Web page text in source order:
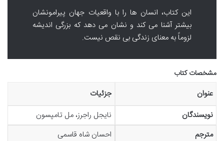
این کتاب، انسان ها را با واقعیات جهان پیرامونشان
بیشتر آشنا می کند و نشان می دهد که بزرگی اندیشه
لزوماً به معنای زندگی بی نقص نیست.
مشخصات کتاب
عنوان
جزئیات
نویسندگان
نایجل راجرز، مل تامپسون
مترجم
احسان شاه قاسمی